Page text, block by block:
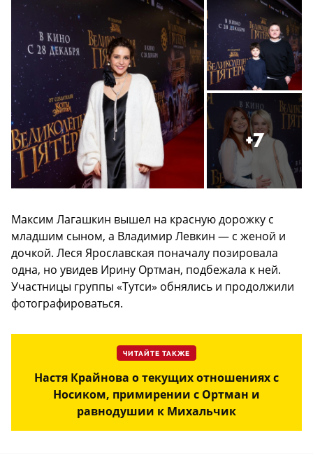
+7
Максим Лагашкин вышел на красную дорожку с
младшим сыном, а Владимир Левкин — с женой и
дочкой. Леся Ярославская поначалу позировала
одна, но увидев Ирину Ортман, подбежала к ней.
Участницы группы «Тутси» обнялись и продолжили
фотографироваться.
ЧИТАЙТЕ ТАКЖЕ
Настя Крайнова о текущих отношениях с
Носиком, примирении с Ортман и
равнодушии к Михальчик